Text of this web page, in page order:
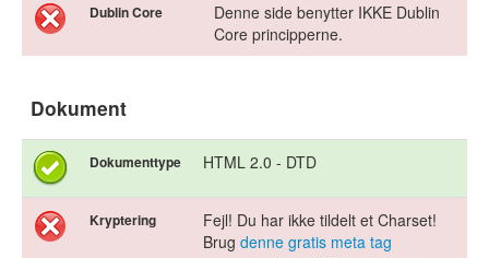
Dublin Core
Denne side benytter IKKE Dublin
Core principperne.
Dokument
Dokumenttype HTML 2.0 - DTD
Kryptering
Fejl! Du har ikke tildelt et Charset!
Brug denne gratis meta tag